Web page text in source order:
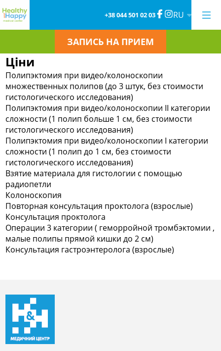
+38 044 501 02 03 RU
ЗАПИСЬ НА ПРИЕМ
Ціни
Полипэктомия при видео/колоноскопии
множественных полипов (до 3 штук, без стоимости
гистологического исследования)
Полипэктомия при видео/колоноскопии II категории
сложности (1 полип больше 1 см, без стоимости
гистологического исследования)
Полипэктомия при видео/колоноскопии I категории
сложности (1 полип до 1 см, без стоимости
гистологического исследования)
Взятие материала для гистологии с помощью
радиопетли
Колоноскопия
Повторная консультация проктолога (взрослые)
Консультация проктолога
Операции 3 категории ( геморройной тромбэктомии ,
малые полипы прямой кишки до 2 см)
Консультация гастроэнтеролога (взрослые)